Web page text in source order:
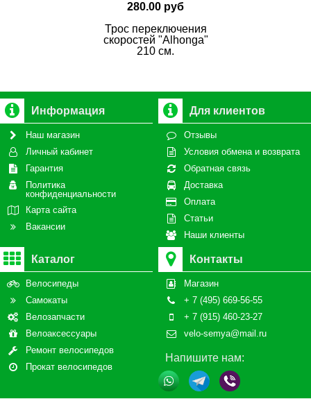
280.00 руб
Трос переключения
скоростей "Alhonga"
210 см.
Информация
Наш магазин
Личный кабинет
Гарантия
Политика
конфиденциальности
Карта сайта
Вакансии
Для клиентов
Отзывы
Условия обмена и возврата
Обратная связь
Доставка
Оплата
Статьи
Наши клиенты
Каталог
Велосипеды
Самокаты
Велозапчасти
Велоаксессуары
Ремонт велосипедов
Прокат велосипедов
Контакты
Магазин
+ 7 (495) 669-56-55
+ 7 (915) 460-23-27
velo-semya@mail.ru
Напишите нам: